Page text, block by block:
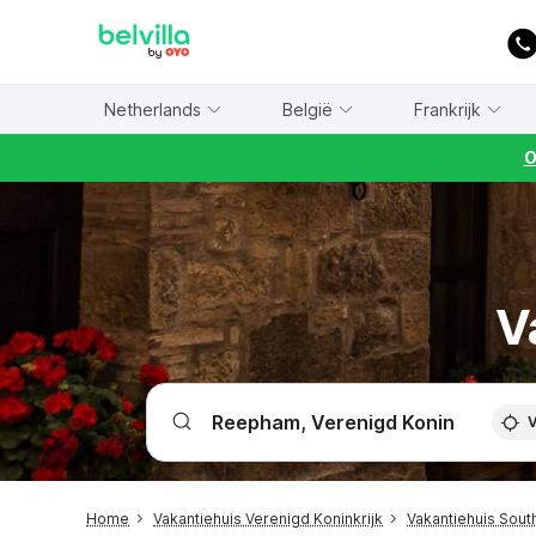
Netherlands België Frankrijk
Home Vakantiehuis Verenigd Koninkrijk Vakantiehuis